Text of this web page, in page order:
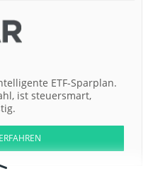
ETF-Sparplan.
ist steuersmart,